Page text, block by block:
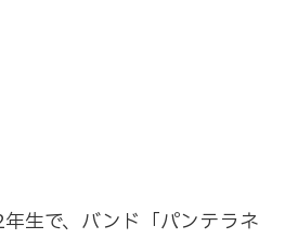
生で、バンド「パンテラネ